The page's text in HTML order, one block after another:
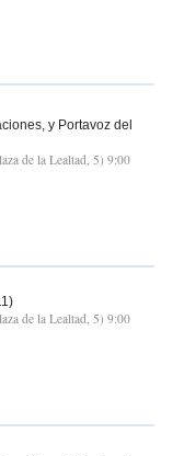
y Portavoz del
de la Lealtad, 5) 9:00
de la Lealtad, 5) 9:00